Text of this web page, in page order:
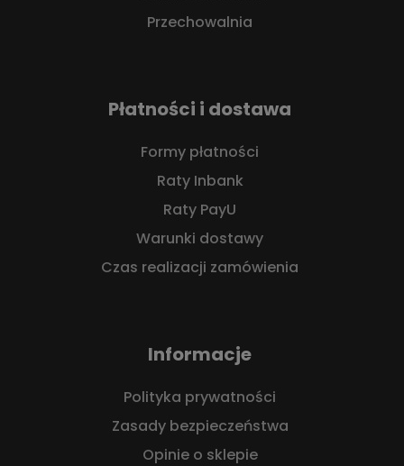
Przechowalnia
Płatności i dostawa
Formy płatności
Raty Inbank
Raty PayU
Warunki dostawy
Czas realizacji zamówienia
Informacje
Polityka prywatności
Zasady bezpieczeństwa
Opinie o sklepie